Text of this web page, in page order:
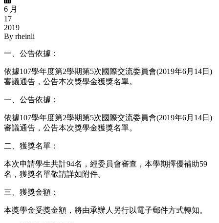
6 月
17
2019
By rheinli
一、公告依據：
依據107學年度第2學期第5次國際交流委員會(2019年6月14日)
審議通告，公告本次獎學金獲獎名單。
一、公告依據：
依據107學年度第2學期第5次國際交流委員會(2019年6月14日)
審議通告，公告本次獎學金獲獎名單。
二、獲獎名單：
本次申請學生共計94名，經委員會審查，本學期擇優補助59
名，獲獎名單敬請詳如附件。
三、獲獎金額：
本獎學金受獎金額，將由承辦人另行以電子郵件方式轉知。